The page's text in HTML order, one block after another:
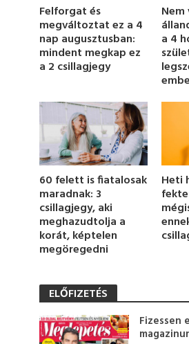
m
i
n
u
t
e
7
e
o
n
s
Felforgat és
megváltoztat ez a 4
nap augusztusban:
mindent megkap ez
a 2 csillagjegy
a 4
60 felett is fiatalosak
maradnak: 3
csillagjegy, aki
meghazudtolja a
korát, képtelen
megöregedni
Heti
ELŐFIZETÉS
Fizessen